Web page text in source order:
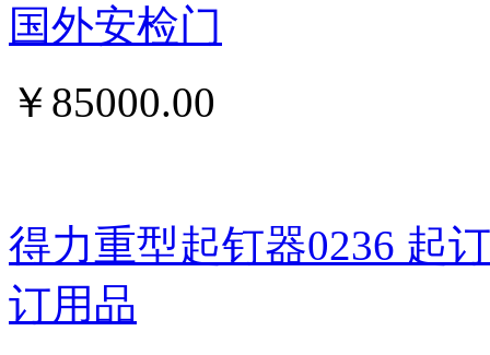
国外安检门
￥ 85000.00
得力重型起钉器0236 起
订用品